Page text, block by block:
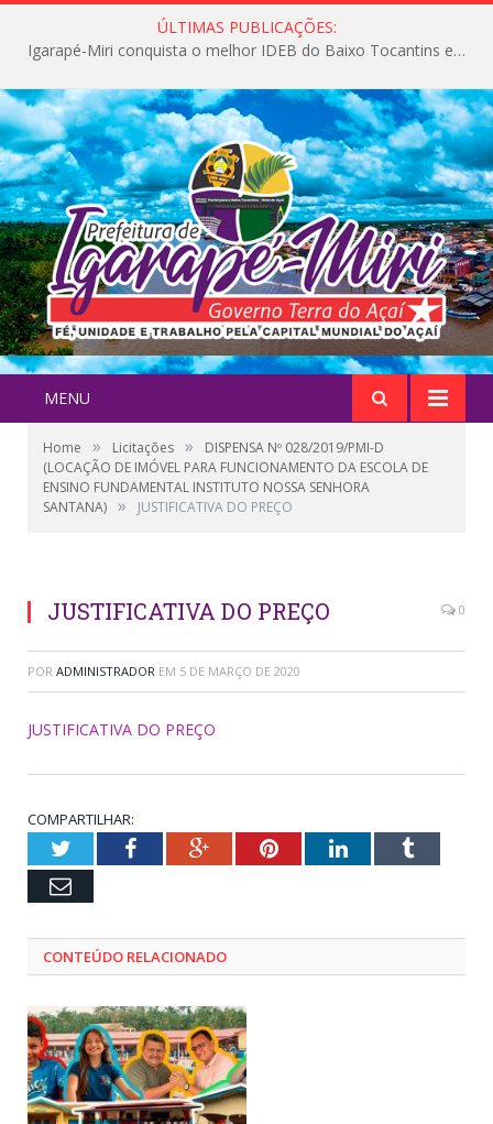
ÚLTIMAS PUBLICAÇÕES:
Igarapé-Miri conquista o melhor IDEB do Baixo Tocantins e avança na qualidade da educação pública
MENU
Home » Licitações »
DISPENSA Nº 028/2019/PMI-D
(LOCAÇÃO DE IMÓVEL PARA FUNCIONAMENTO DA ESCOLA DE
ENSINO FUNDAMENTAL INSTITUTO NOSSA SENHORA
SANTANA) » JUSTIFICATIVA DO PREÇO
JUSTIFICATIVA DO PREÇO 0
POR ADMINISTRADOR EM 5 DE MARÇO DE 2020
JUSTIFICATIVA DO PREÇO
COMPARTILHAR:
TwitterFacebookGoogle+PinterestLinkedInTumblr
Email
CONTEÚDO RELACIONADO